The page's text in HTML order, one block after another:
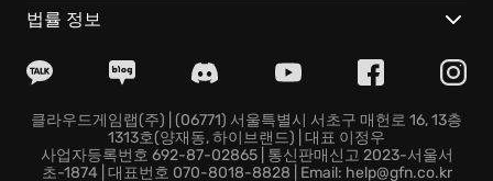
쳐지는 방대한 스토리를 경험하세요. 매력적인 동료들과
함께하세요.
전투 시스템을 통해 쾌감을 느껴보세요. 다양한 무기와
스킬을 조합하여 자신만의 전투 스타일을 만들고, 강력한
적들을 제압하세요.
법률 정보
클라우드게임랩(주) | (06771) 서울특별시 서초구 매헌로 16, 13층
1313호(양재동, 하이브랜드) | 대표 이정우
사업자등록번호 692-87-02865 | 통신판매신고 2023-서울서
초-1874 | 대표번호 070-8018-8828 | Email: help@gfn.co.kr